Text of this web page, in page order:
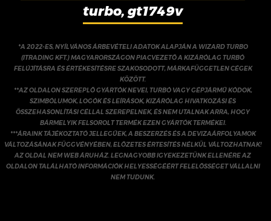
turbo, gt1749v
*A 2022-ES, NYÍLVÁNOS ÁRBEVÉTELI ADATOK ALAPJÁN A WIZARD TURBO
(ITRADING KFT.) MAGYARORSZÁGON PIACVEZETŐ A KIZÁRÓLAG TURBÓ
FELÚJÍTÁSRA ÉS ÉRTÉKESÍTÉSRE SZAKOSODOTT, MÁRKAFÜGGETLEN CÉGEK
KÖZÖTT.
**AZ OLDALON SZEREPLŐ GYÁRTÓK NEVEI, TURBÓ VAGY GÉPJÁRMŰ KÓDOK,
SZIMBÓLUMOK, LOGÓK ÉS LEÍRÁSOK, KIZÁRÓLAG HIVATKOZÁSI ÉS
ÖSSZEHASONLÍTÁSI CÉLLAL SZEREPELNEK, ÉS NEM UTALNAK ARRA, HOGY
BÁRMELYIK FELSOROLT TERMÉK EZEN GYÁRTÓK TERMÉKEI.
***ÁRAINK TÁJÉKOZTATÓ JELLEGŰEK, A BESZERZÉS ÉS A DEVIZAÁRFOLYAMOK
VÁLTOZÁSÁNAK FÜGGVÉNYÉBEN, ELŐZETES ÉRTESÍTÉS NÉLKÜL VÁLTOZHATNAK!
AZ OLDAL NEM WEB ÁRUHÁZ. LEGNAGYOBB IGYEKEZETÜNK ELLENÉRE AZ
OLDALON TALÁLHATÓ INFORMÁCIÓK HELYESSÉGÉÉRT FELELŐSSÉGET VÁLLALNI
NEM TUDUNK.